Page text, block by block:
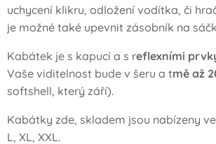
uchycení klikru, odložení vodítka, či
je možné také upevnit zásobník na
Kabátek je s kapucí a s reflexními
Vaše viditelnost bude v šeru a tmě až
softshell, který září).
Kabátky zde, skladem jsou nabízeny
L, XL, XXL.